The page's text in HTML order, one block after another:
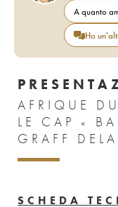
A quanto
Ho
AFRIQUE
LE CAP «
GRAFF
SCHEDA